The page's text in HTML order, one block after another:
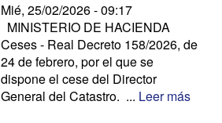
Mié, 25/02/2026 - 09:17
MINISTERIO DE HACIENDA
Ceses - Real Decreto 158/2026, de
24 de febrero, por el que se
dispone el cese del Director
General del Catastro. ... Leer más